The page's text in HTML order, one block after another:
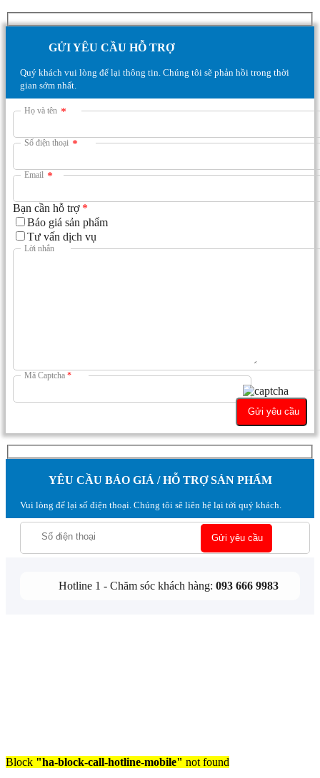
GỬI YÊU CẦU HỖ TRỢ
Quý khách vui lòng để lại thông tin. Chúng tôi sẽ phản hồi trong thời
gian sớm nhất.
Họ và tên *
Số điện thoại *
Email *
Bạn cần hỗ trợ *
Báo giá sản phẩm
Tư vấn dịch vụ
Lời nhắn
Mã Captcha *
YÊU CẦU BÁO GIÁ / HỖ TRỢ SẢN PHẨM
Vui lòng để lại số điện thoại. Chúng tôi sẽ liên hệ lại tới quý khách.
Hotline 1 - Chăm sóc khách hàng: 093 666 9983
Block "ha-block-call-hotline-mobile" not found